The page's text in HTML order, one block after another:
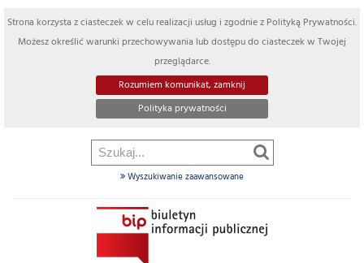
Strona korzysta z ciasteczek w celu realizacji usług i zgodnie z Polityką Prywatności.
Możesz określić warunki przechowywania lub dostępu do ciasteczek w Twojej
przeglądarce.
Rozumiem komunikat, zamknij
Polityka prywatności
Wyszukiwanie zaawansowane